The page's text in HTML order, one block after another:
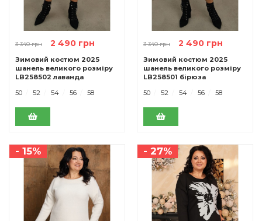
3 340 грн 2 490 грн
Зимовий костюм 2025
шанель великого розміру
LB258502 лаванда
50
52 54 56 58
3 340 грн 2 490 грн
Зимовий костюм 2025
шанель великого розміру
LB258501 бірюза
50
52 54 56 58
- 15% - 27%